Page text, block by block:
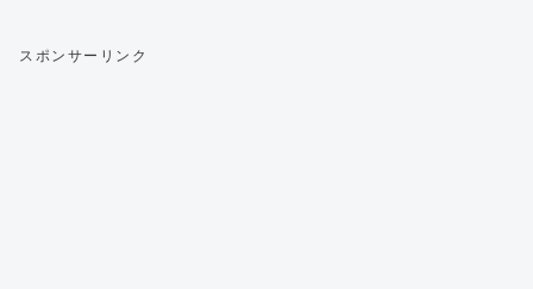
スポンサーリンク